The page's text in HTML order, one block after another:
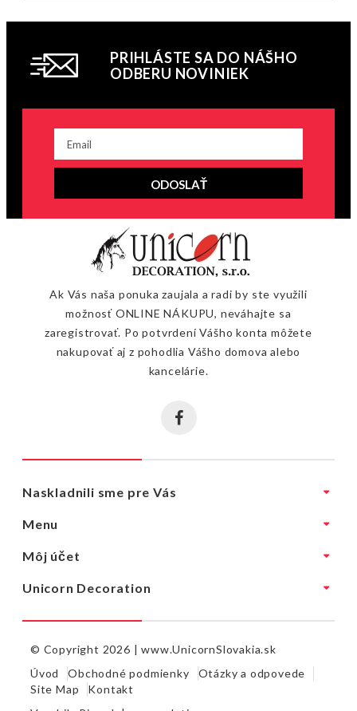
PRIHLÁSTE SA DO NÁŠHO
ODBERU NOVINIEK
ODOSLAŤ
Ak Vás naša ponuka zaujala a radi by ste využili
možnosť ONLINE NÁKUPU, neváhajte sa
zaregistrovať. Po potvrdení Vášho konta môžete
nakupovať aj z pohodlia Vášho domova alebo
kancelárie.
Naskladnili sme pre Vás
Menu
Môj účet
Unicorn Decoration
© Copyright 2026 |www.UnicornSlovakia.sk
Úvod
Obchodné podmienky
Otázky a odpovede
Site Map
Kontakt